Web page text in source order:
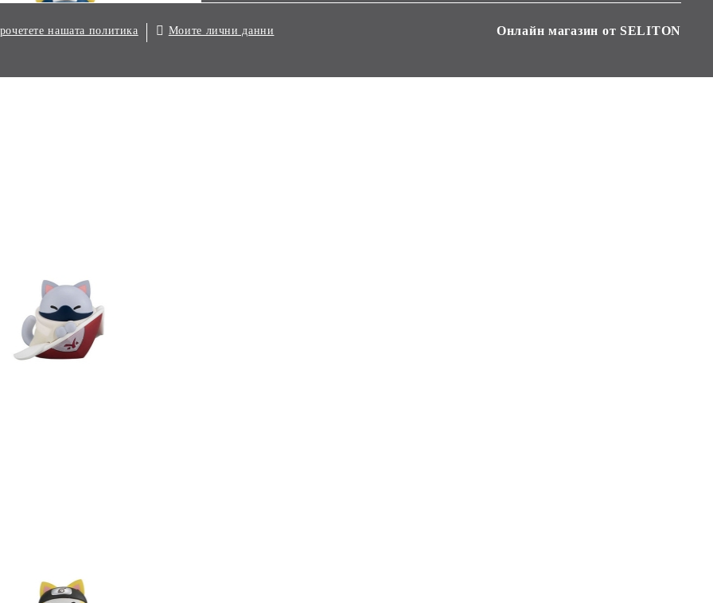
нашата политика Моите лични данни Онлайн магазин от SELITON